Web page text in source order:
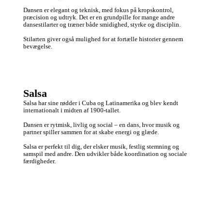
Dansen er elegant og teknisk, med fokus på kropskontrol,
præcision og udtryk. Det er en grundpille for mange andre
dansestilarter og træner både smidighed, styrke og disciplin.
Stilarten giver også mulighed for at fortælle historier gennem
bevægelse.
Salsa
Salsa har sine rødder i Cuba og Latinamerika og blev kendt
internationalt i midten af 1900-tallet.
Dansen er rytmisk, livlig og social – en dans, hvor musik og
partner spiller sammen for at skabe energi og glæde.
Salsa er perfekt til dig, der elsker musik, festlig stemning og
samspil med andre. Den udvikler både koordination og sociale
færdigheder.